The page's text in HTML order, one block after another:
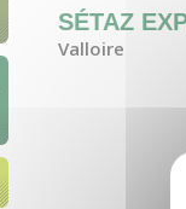
SÉTAZ
Valloire